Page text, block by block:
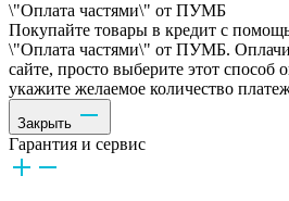
\"Оплата частями\" от ПУМБ
Покупайте товары в кредит с
\"Оплата частями\" от ПУМБ.
сайте, просто выберите этот способ
укажите желаемое количество
Закрыть
Гарантия и сервис